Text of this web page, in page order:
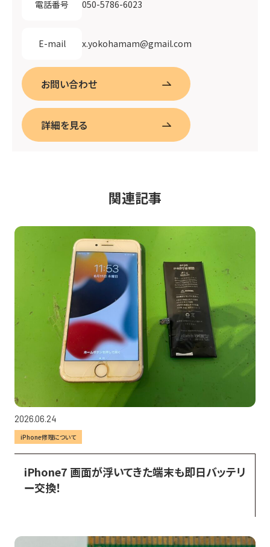
電話番号 050-5786-6023
E-mail x.yokohamam@gmail.com
お問い合わせ
詳細を見る
関連記事
2026.06.24
iPhone修理について
iPhone7 画面が浮いてきた端末も即日バッテリ
ー交換！